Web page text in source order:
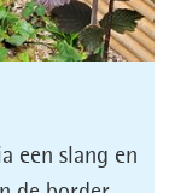
een slang en